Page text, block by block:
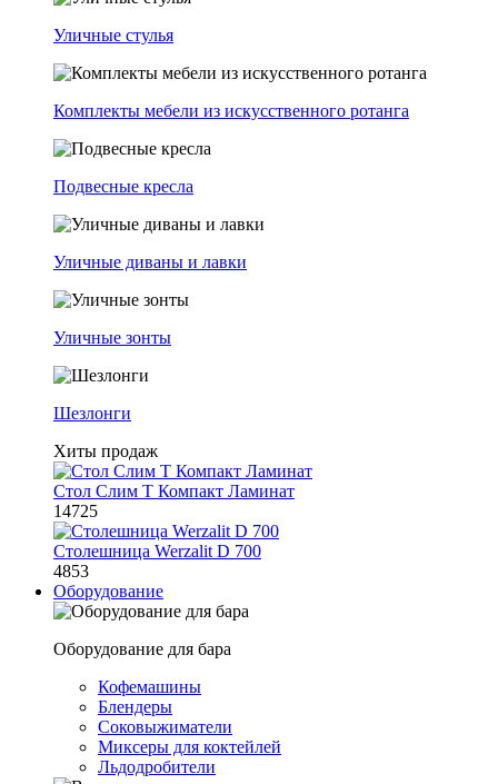
Уличные стулья
Комплекты мебели из искусственного ротанга
Подвесные кресла
Уличные диваны и лавки
Уличные зонты
Шезлонги
Хиты продаж
Стол Слим Т Компакт Ламинат
14725
Столешница Werzalit D 700
4853
Оборудование
Оборудование для бара
Кофемашины
Блендеры
Соковыжиматели
Миксеры для коктейлей
Льдодробители